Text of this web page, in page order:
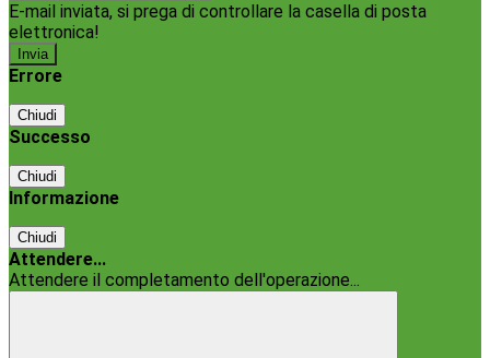
E-mail inviata, si prega di controllare la casella di posta
elettronica!
Errore
Chiudi
Successo
Chiudi
Informazione
Chiudi
Attendere...
Attendere il completamento dell'operazione...